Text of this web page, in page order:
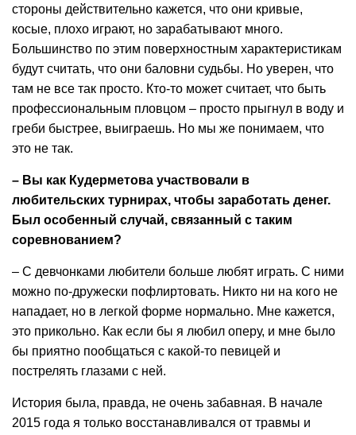
стороны действительно кажется, что они кривые,
косые, плохо играют, но зарабатывают много.
Большинство по этим поверхностным характеристикам
будут считать, что они баловни судьбы. Но уверен, что
там не все так просто. Кто-то может считает, что быть
профессиональным пловцом – просто прыгнул в воду и
греби быстрее, выиграешь. Но мы же понимаем, что
это не так.
– Вы как Кудерметова участвовали в
любительских турнирах, чтобы заработать денег.
Был особенный случай, связанный с таким
соревнованием?
– С девчонками любители больше любят играть. С ними
можно по-дружески пофлиртовать. Никто ни на кого не
нападает, но в легкой форме нормально. Мне кажется,
это прикольно. Как если бы я любил оперу, и мне было
бы приятно пообщаться с какой-то певицей и
пострелять глазами с ней.
История была, правда, не очень забавная. В начале
2015 года я только восстанавливался от травмы и